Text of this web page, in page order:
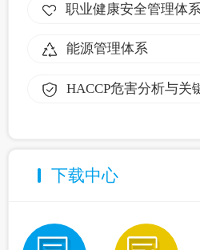
职业健康安全管理体系
能源管理体系
HACCP危害分析与关
下载中心